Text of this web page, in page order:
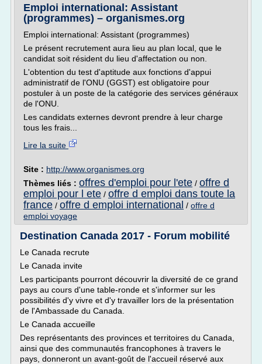
Emploi international: Assistant
(programmes) – organismes.org
Emploi international: Assistant (programmes)
Le présent recrutement aura lieu au plan local, que le
candidat soit résident du lieu d'affectation ou non.
L'obtention du test d'aptitude aux fonctions d'appui
administratif de l'ONU (GGST) est obligatoire pour
postuler à un poste de la catégorie des services généraux
de l'ONU.
Les candidats externes devront prendre à leur charge
tous les frais...
Lire la suite
Site : http://www.organismes.org
Thèmes liés : offres d'emploi pour l'ete / offre d
emploi pour l ete / offre d emploi dans toute la
france / offre d emploi international / offre d
emploi voyage
Destination Canada 2017 - Forum mobilité
Le Canada recrute
Le Canada invite
Les participants pourront découvrir la diversité de ce grand
pays au cours d'une table-ronde et s'informer sur les
possibilités d'y vivre et d'y travailler lors de la présentation
de l'Ambassade du Canada.
Le Canada accueille
Des représentants des provinces et territoires du Canada,
ainsi que des communautés francophones à travers le
pays, donneront un avant-goût de l'accueil réservé aux